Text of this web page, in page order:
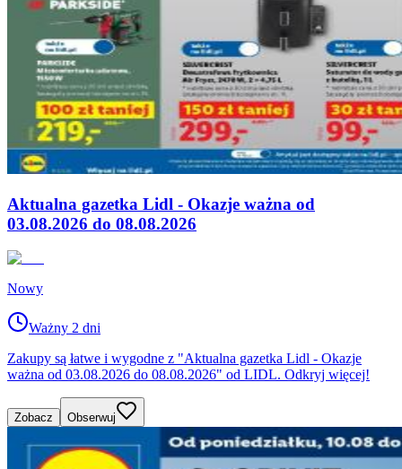
Aktualna gazetka Lidl - Okazje ważna od
03.08.2026 do 08.08.2026
Nowy
Ważny 2 dni
Zakupy są łatwe i wygodne z "Aktualna gazetka Lidl - Okazje
ważna od 03.08.2026 do 08.08.2026" od LIDL. Odkryj więcej!
Zobacz Obserwuj